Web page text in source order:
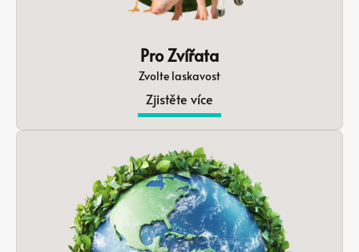
Pro Zvířata
Zvolte laskavost
Zjistěte více